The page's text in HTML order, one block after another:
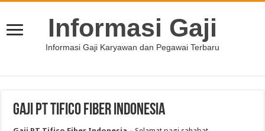
Informasi Gaji
Informasi Gaji Karyawan dan Pegawai Terbaru
Gaji PT Tifico Fiber Indonesia